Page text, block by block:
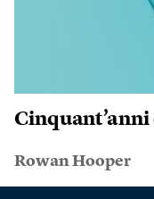
Cinquant’anni
Rowan Hooper